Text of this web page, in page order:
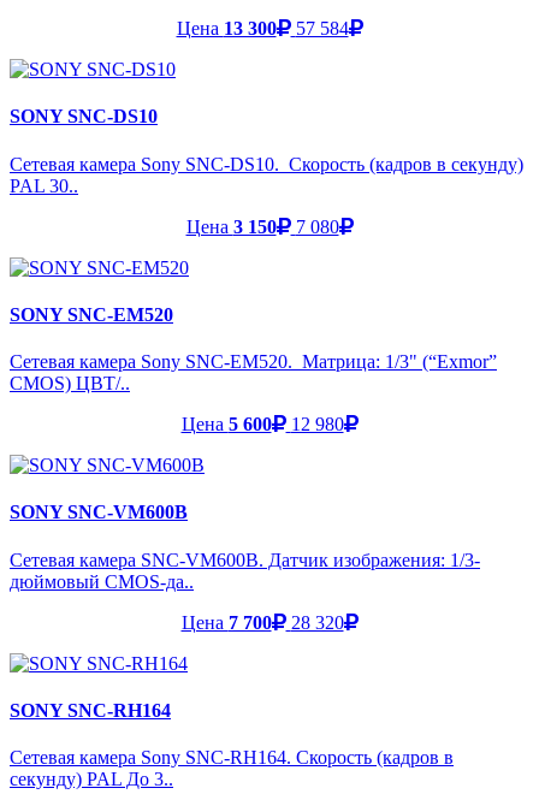
Цена 13 300 57 584
SONY SNC-DS10
Сетевая камера Sony SNC-DS10. Скорость (кадров в секунду)
PAL 30..
Цена 3 150 7 080
SONY SNC-EM520
Сетевая камера Sony SNC-EM520. Матрица: 1/3" (“Exmor”
CMOS) ЦВТ/..
Цена 5 600 12 980
SONY SNC-VM600B
Сетевая камера SNC-VM600B. Датчик изображения: 1/3-
дюймовый CMOS-да..
Цена 7 700 28 320
SONY SNC-RH164
Сетевая камера Sony SNC-RH164. Скорость (кадров в
секунду) PAL До 3..